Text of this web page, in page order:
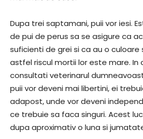
Dupa trei saptamani, puii vor iesi.
de pui de perus sa se asigure ca
suficienti de grei si ca au o
astfel riscul mortii lor este mare. In
consultati veterinarul
puii vor deveni mai libertini, ei
adapost, unde vor deveni
ce trebuie sa faca singuri. Acest
dupa aproximativ o luna si